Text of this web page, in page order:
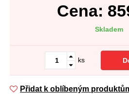
Cena:
Skladem
ks
Přidat k oblíbeným